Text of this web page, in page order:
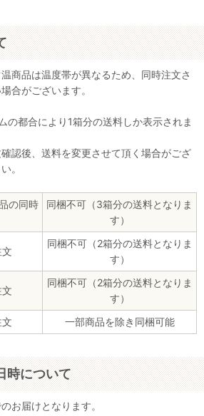
商品は温度帯が異なるため、同時注文さ
合がございます。
の都合により1箱分の送料しか表示されま
認後、送料を変更させて頂く場合がござ
。
の同時
同梱不可（3箱分の送料となりま
す）
同梱不可（2箱分の送料となりま
す）
同梱不可（2箱分の送料となりま
す）
一部商品を除き同梱可能
時について
お届けとなります。